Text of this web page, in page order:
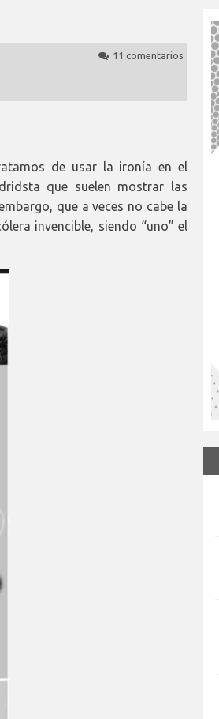
11 comentarios
de usar la ironía en el
que suelen mostrar las
que a veces no cabe la
invencible, siendo “uno” el